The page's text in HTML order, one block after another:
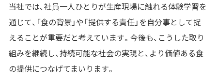
当社では、社員一人ひとりが生産現場に触れる体験学習を
通じて、「食の背景」や「提供する責任」を自分事として捉
えることが重要だと考えています。今後も、こうした取り
組みを継続し、持続可能な社会の実現と、より価値ある食
の提供につなげてまいります。